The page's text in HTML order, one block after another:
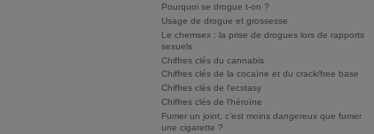
Pourquoi se drogue t-on ?
Usage de drogue et grossesse
Le chemsex : la prise de drogues lors de rapports
sexuels
Chiffres clés du cannabis
Chiffres clés de la cocaïne et du crack/free base
Chiffres clés de l'ecstasy
Chiffres clés de l'héroïne
Fumer un joint, c’est moins dangereux que fumer
une cigarette ?